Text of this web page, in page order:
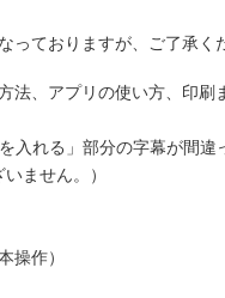
ておりますが、ご了承く
法、アプリの使い方、印刷
入れる」部分の字幕が間
ません。）
操作）